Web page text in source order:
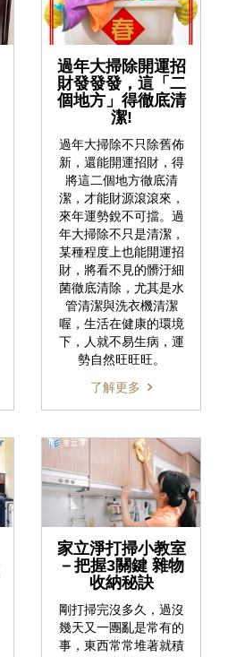
過年大掃除開運招
財發發發，這「二
個地方」得徹底清
潔!
過年大掃除不只除舊佈
新，還能開運招財，得
將這二個地方徹底清
潔，才能財源滾滾來，
來年運勢銳不可擋。過
年大掃除不只是清潔，
某種程度上也能開運招
財，將看不見的髒汙細
菌徹底清除，尤其是水
管清潔與洗衣機清潔
喔，生活在健康的環境
下，人就不易生病，運
勢自然旺旺旺。
了解更多
家立淨打掃小教室
－把握3關鍵 雜物
收納秘訣
剛打掃完沒多久，過沒
幾天又一團亂是常有的
事，東西常常堆著就積